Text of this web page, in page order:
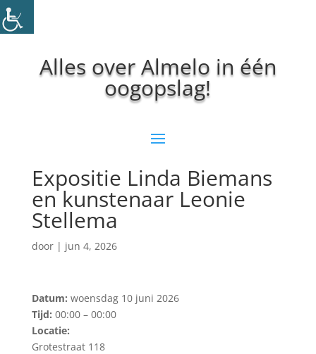
Alles over Almelo in één
oogopslag!
Expositie Linda Biemans
en kunstenaar Leonie
Stellema
door | jun 4, 2026
Datum: woensdag 10 juni 2026
Tijd: 00:00 – 00:00
Locatie:
Grotestraat 118